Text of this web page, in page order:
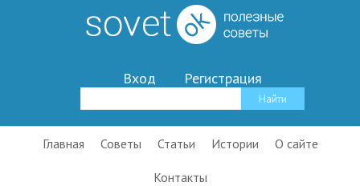
Вход Регистрация
Главная Советы Статьи Истории О сайте
Контакты